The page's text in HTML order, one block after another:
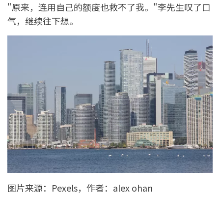
"原来，连用自己的额度也救不了我。"李先生叹了口
气，继续往下想。
图片来源：Pexels，作者：alex ohan